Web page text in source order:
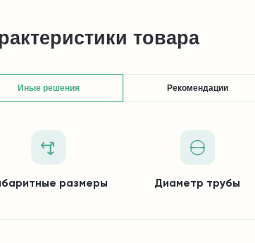
товара
Иные решения Рекомендации
размеры Диаметр трубы